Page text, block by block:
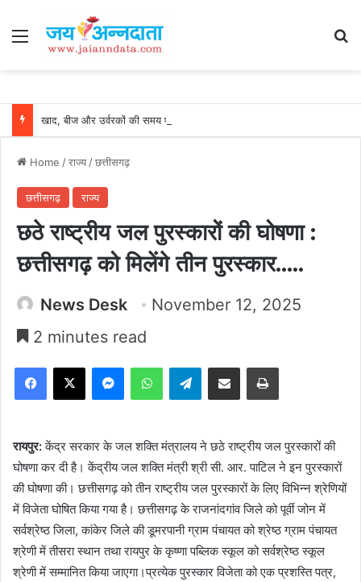
Menu
Home /राज्य/छत्तीसगढ़
छत्तीसगढ़ राज्य
छठे राष्ट्रीय जल पुरस्कारों की घोषणा :
छत्तीसगढ़ को मिलेंगे तीन पुरस्कार…..
News Desk
November 12, 2025
2 minutes read
Facebook
X MessengerWhatsAppTelegramShare via Email Print
रायपुर:केंद्र सरकार के जल शक्ति मंत्रालय ने छठे राष्ट्रीय जल पुरस्कारों की
घोषणा कर दी है। केंद्रीय जल शक्ति मंत्री श्री सी. आर. पाटिल ने इन पुरस्कारों
की घोषणा की। छत्तीसगढ़ को तीन राष्ट्रीय जल पुरस्कारों के लिए विभिन्न श्रेणियों
में विजेता घोषित किया गया है। छत्तीसगढ़ के राजनांदगांव जिले को पूर्वी जोन में
सर्वश्रेष्ठ जिला, कांकेर जिले की डूमरपानी ग्राम पंचायत को श्रेष्ठ ग्राम पंचायत
श्रेणी में तीसरा स्थान तथा रायपुर के कृष्णा पब्लिक स्कूल को सर्वश्रेष्ठ स्कूल
श्रेणी में सम्मानित किया जाएगा।प्रत्येक पुरस्कार विजेता को एक प्रशस्ति पत्र,